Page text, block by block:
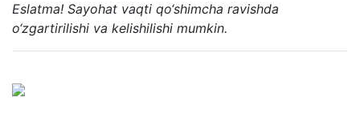
Eslatma! Sayohat vaqti qo‘shimcha ravishda
o‘zgartirilishi va kelishilishi mumkin.